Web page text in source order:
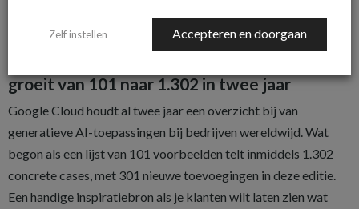
groeit van 101 naar 1.302 in twee jaar
Google Cloud houdt al twee jaar een overzicht bij van
generatieve AI-toepassingen bij bedrijven wereldwijd. Wat
begon als een lijst van 101 voorbeelden telt inmiddels 1.302
concrete cases, met 301 nieuwe toevoegingen in deze editie.
Een handige inspiratiebron als je klanten wilt laten zien wat
Zelf instellen Accepteren en doorgaan